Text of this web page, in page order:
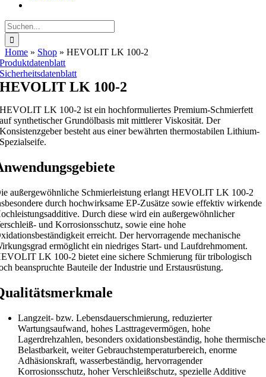
Suche
nach:
Home » Shop » HEVOLIT LK 100-2
Produktdatenblatt
Sicherheitsdatenblatt
HEVOLIT LK 100-2
HEVOLIT LK 100-2 ist ein hochformuliertes Premium-Schmierfett
auf synthetischer Grundölbasis mit mittlerer Viskosität. Der
Konsistenzgeber besteht aus einer bewährten thermostabilen Lithium-
Spezialseife.
außergewöhnliche Schmierleistung erlangt HEVOLIT LK 100-2
durch hochwirksame EP-Zusätze sowie effektiv wirkende
Durch diese wird ein außergewöhnlicher
und Korrosionsschutz, sowie eine hohe
erreicht. Der hervorragende mechanische
ermöglicht ein niedriges Start- und Laufdrehmoment.
LK 100-2 bietet eine sichere Schmierung für tribologisch
beanspruchte Bauteile der Industrie und Erstausrüstung.
Langzeit- bzw. Lebensdauerschmierung, reduzierter
Wartungsaufwand, hohes Lasttragevermögen, hohe
Lagerdrehzahlen, besonders oxidationsbeständig, hohe thermische
Belastbarkeit, weiter Gebrauchstemperaturbereich, enorme
Adhäsionskraft, wasserbeständig, hervorragender
Korrosionsschutz, hoher Verschleißschutz, spezielle Additive